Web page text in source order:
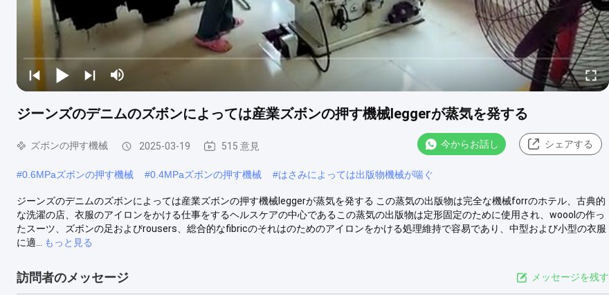
ジーンズのデニムのズボンによっては産業ズボンの押す機械leggerが蒸気を発する
ズボンの押す機械 2025-03-19 515 意見 今からお話し シェアする
#0.6MPaズボンの押す機械 #0.4MPaズボンの押す機械 #はさみによっては出版物機械が喘ぐ
ジーンズのデニムのズボンによっては産業ズボンの押す機械leggerが蒸気を発する この蒸気の出版物は完全な機械forrのホテル、古典的
な洗濯の店、衣服のアイロンをかける仕事をするヘルスケアの中心であるこの蒸気の出版物は定形固定のために使用され、wooolの作っ
たスーツ、ズボンの足およびrousers、総合的なfibricのそれはのためのアイロンをかける処理維持で容易であり、中型および小型の衣服
に適...
もっと見る
訪問者のメッセージ メッセージを残す